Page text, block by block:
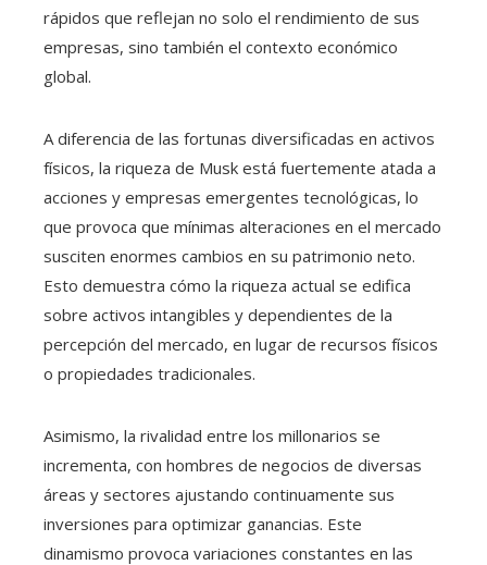
rápidos que reflejan no solo el rendimiento de sus
empresas, sino también el contexto económico
global.
A diferencia de las fortunas diversificadas en activos
físicos, la riqueza de Musk está fuertemente atada a
acciones y empresas emergentes tecnológicas, lo
que provoca que mínimas alteraciones en el mercado
susciten enormes cambios en su patrimonio neto.
Esto demuestra cómo la riqueza actual se edifica
sobre activos intangibles y dependientes de la
percepción del mercado, en lugar de recursos físicos
o propiedades tradicionales.
Asimismo, la rivalidad entre los millonarios se
incrementa, con hombres de negocios de diversas
áreas y sectores ajustando continuamente sus
inversiones para optimizar ganancias. Este
dinamismo provoca variaciones constantes en las